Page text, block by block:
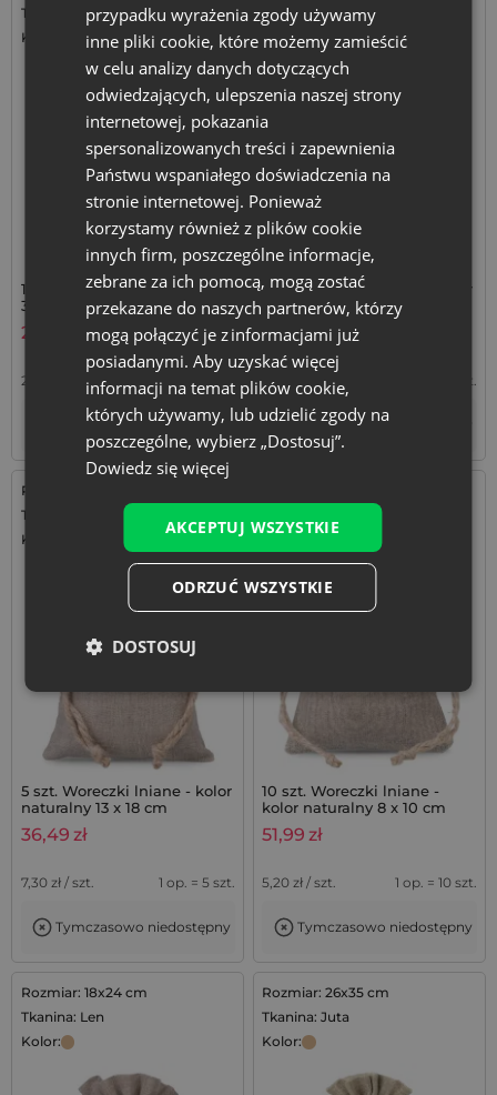
Tkanina: Len
Kolor:
1 szt. Worek lniany naturalny
30 x 40 cm
21,19
21,19 zł / szt. 1 op. = 1 szt.
Tymczasowo niedostępny
Tkanina: Len
Kolor:
3 szt. Woreczki lniane - kolor
naturalny 15 x 20 cm
24,89zł
8,30 zł / szt. 1 op. = 3 szt.
Tymczasowo niedostępny
Rozmiar: 13x18 cm
Tkanina: Len
Kolor:
5 szt. Woreczki lniane - kolor
naturalny 13 x 18 cm
36,49 zł
7,30 zł / szt. 1 op. = 5 szt.
Tymczasowo niedostępny
10 szt. Woreczki lniane -
kolor naturalny 8 x 10 cm
51,99 zł
5,20 zł / szt. 1 op. = 10 szt.
Tymczasowo niedostępny
Rozmiar: 18x24 cm
Tkanina: Len
Kolor:
Rozmiar: 26x35 cm
Tkanina: Juta
Kolor:
przypadku wyrażenia zgody używamy
inne pliki cookie, które możemy zamieścić
w celu analizy danych dotyczących
odwiedzających, ulepszenia naszej strony
internetowej, pokazania
spersonalizowanych treści i zapewnienia
Państwu wspaniałego doświadczenia na
stronie internetowej. Ponieważ
korzystamy również z plików cookie
innych firm, poszczególne informacje,
zebrane za ich pomocą, mogą zostać
przekazane do naszych partnerów, którzy
mogą połączyć je z informacjami już
posiadanymi. Aby uzyskać więcej
informacji na temat plików cookie,
których używamy, lub udzielić zgody na
poszczególne, wybierz „Dostosuj”.
Dowiedz się więcej
AKCEPTUJ WSZYSTKIE
ODRZUĆ WSZYSTKIE
DOSTOSUJ